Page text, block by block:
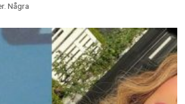
Några